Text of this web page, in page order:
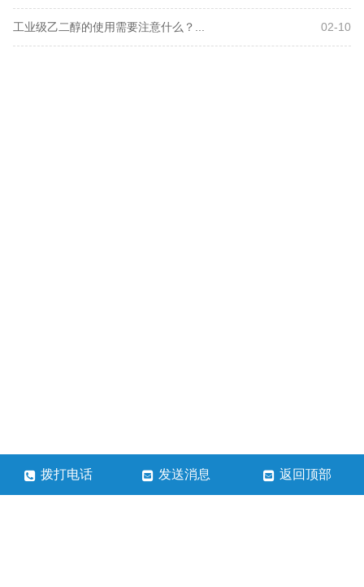
02-10
工业级乙二醇的使用需要注意什么？...
拨打电话 发送消息 返回顶部